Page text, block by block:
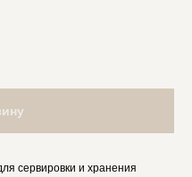
сервировки и хранения